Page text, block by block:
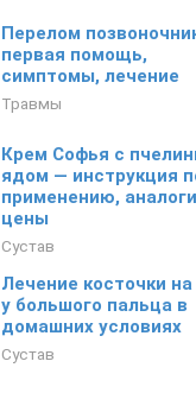
Перелом
первая помощь,
симптомы, лечение
Травмы
Крем Софья с
ядом — инструкция
применению,
цены
Сустав
Лечение косточки на
у большого пальца в
домашних условиях
Сустав